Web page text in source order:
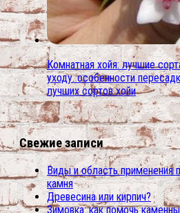
Комнатная хойя: лучшие
уходу. особенности
лучших сортов хойи
Свежие записи
Виды и область применения
камня
Древесина или кирпич?
Зимовка: как помочь